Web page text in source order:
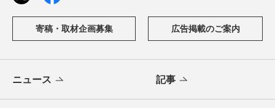
寄稿・取材企画募集 広告掲載のご案内
ニュース 記事